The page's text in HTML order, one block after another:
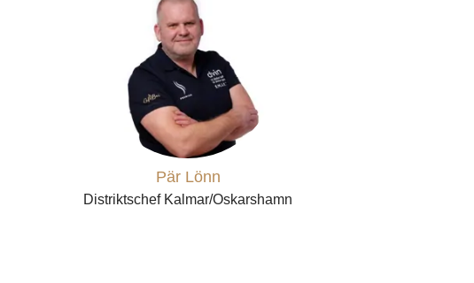
Pär Lönn
Distriktschef Kalmar/Oskarshamn